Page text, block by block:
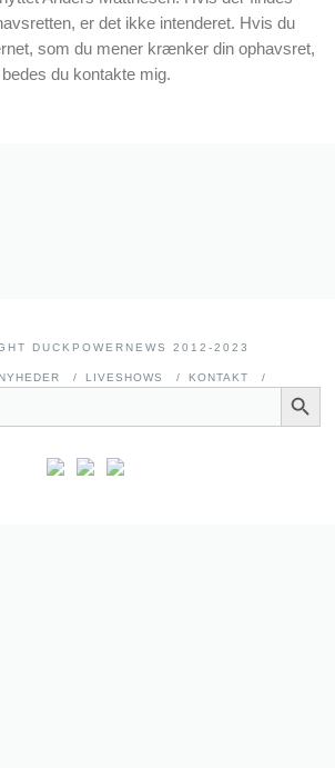
er det ikke intenderet. Hvis du
som du mener krænker din ophavsret,
bedes du kontakte mig.
DUCKPOWERNEWS 2012-2023
NYHEDER LIVESHOWS
KONTAKT
SEARCH